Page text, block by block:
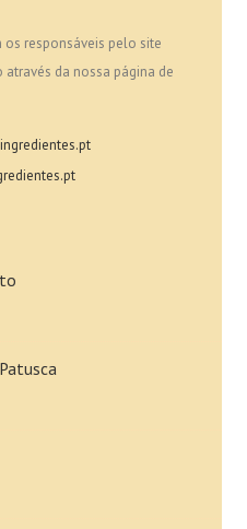
responsáveis pelo site
da nossa página de